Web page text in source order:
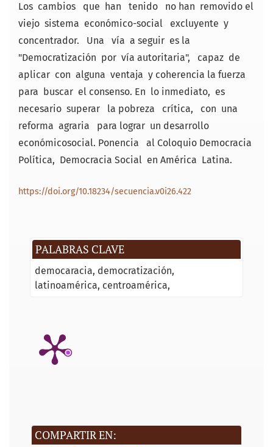
PALABRAS CLAVE
democaracia democratización
latinoamérica centroamérica
COMPARTIR EN:
Los cambios que han tenido no han removido el
viejo sistema económico-­social excluyente y
concentrador. Una vía a seguir es la
"Democratización por vía autoritaria", capaz de
aplicar con alguna ventaja y coherencia la fuerza
para buscar el consenso. En lo inmediato, es
necesario superar la pobreza crítica, con una
reforma agraria para lograr un desarrollo
económico­social. Ponencia al Coloquio Democracia
Política, Democracia Social en América Latina.
https://doi.org/10.18234/secuencia.v0i26.422